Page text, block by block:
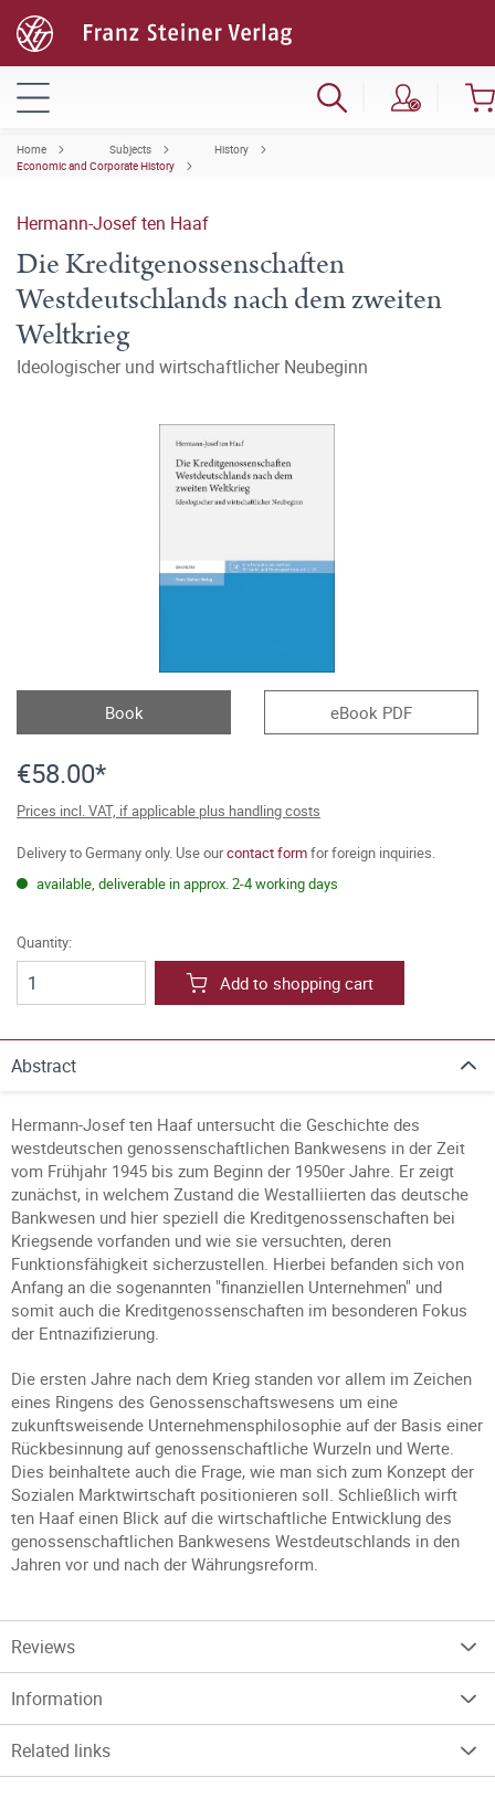
Home Subjects
History
Economic and Corporate History
Hermann-Josef ten Haaf
Die Kreditgenossenschaften
Westdeutschlands nach dem zweiten
Weltkrieg
Ideologischer und wirtschaftlicher Neubeginn
Book eBook PDF
€58.00*
Prices incl. VAT, if applicable plus handling costs
Delivery to Germany only. Use ourcontact formfor foreign inquiries.
available, deliverable in approx. 2-4 working days
Quantity:
Add to shopping cart
Abstract
Hermann-Josef ten Haaf untersucht die Geschichte des
westdeutschen genossenschaftlichen Bankwesens in der Zeit
vom Frühjahr 1945 bis zum Beginn der 1950er Jahre. Er zeigt
zunächst, in welchem Zustand die Westalliierten das deutsche
Bankwesen und hier speziell die Kreditgenossenschaften bei
Kriegsende vorfanden und wie sie versuchten, deren
Funktionsfähigkeit sicherzustellen. Hierbei befanden sich von
Anfang an die sogenannten "finanziellen Unternehmen" und
somit auch die Kreditgenossenschaften im besonderen Fokus
der Entnazifizierung.
Die ersten Jahre nach dem Krieg standen vor allem im Zeichen
eines Ringens des Genossenschaftswesens um eine
zukunftsweisende Unternehmensphilosophie auf der Basis einer
Rückbesinnung auf genossenschaftliche Wurzeln und Werte.
Dies beinhaltete auch die Frage, wie man sich zum Konzept der
Sozialen Marktwirtschaft positionieren soll. Schließlich wirft
ten Haaf einen Blick auf die wirtschaftliche Entwicklung des
genossenschaftlichen Bankwesens Westdeutschlands in den
Jahren vor und nach der Währungsreform.
Reviews
Information
Related links